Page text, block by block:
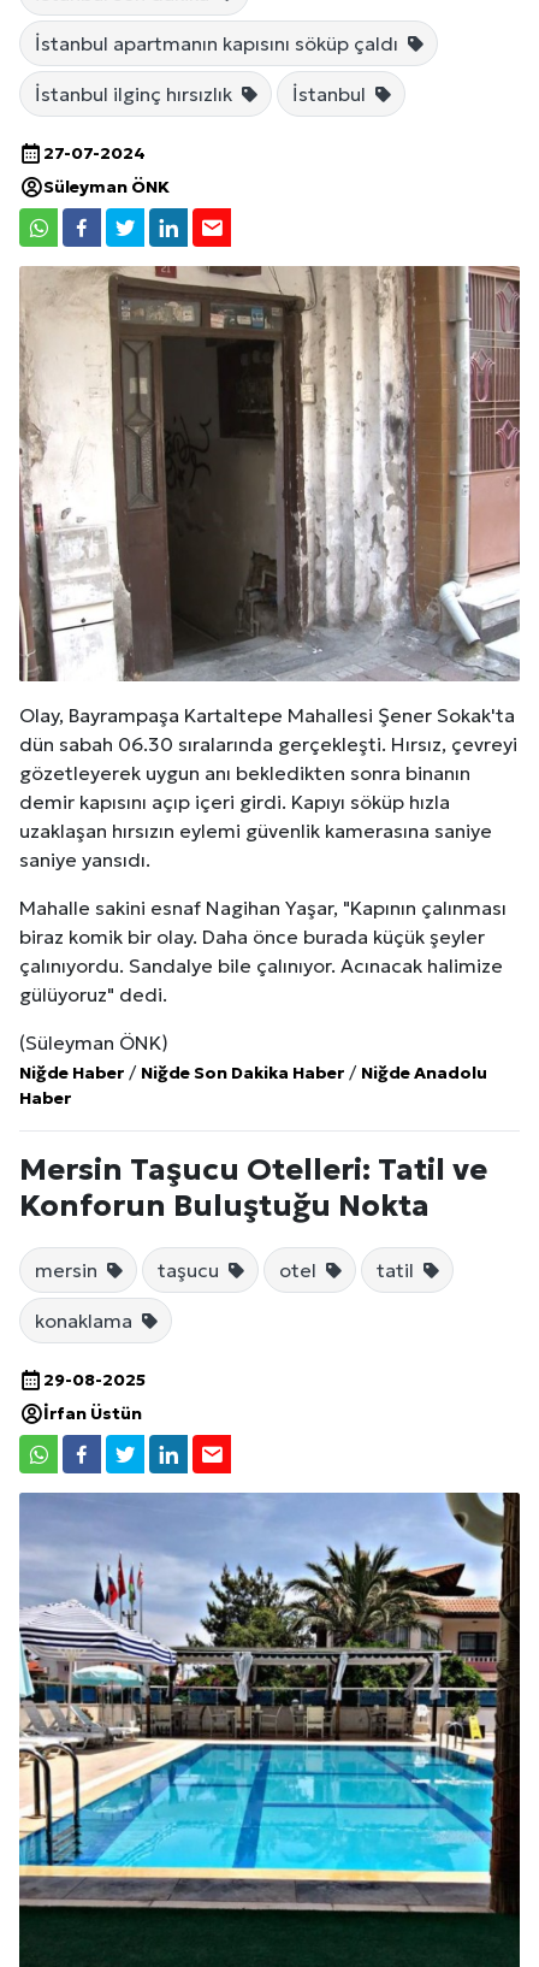
İstanbul apartmanın kapısını söküp çaldı
İstanbul ilginç hırsızlık İstanbul
27-07-2024
Süleyman ÖNK
Olay, Bayrampaşa Kartaltepe Mahallesi Şener Sokak'ta
dün sabah 06.30 sıralarında gerçekleşti. Hırsız, çevreyi
gözetleyerek uygun anı bekledikten sonra binanın
demir kapısını açıp içeri girdi. Kapıyı söküp hızla
uzaklaşan hırsızın eylemi güvenlik kamerasına saniye
saniye yansıdı.
Mahalle sakini esnaf Nagihan Yaşar, "Kapının çalınması
biraz komik bir olay. Daha önce burada küçük şeyler
çalınıyordu. Sandalye bile çalınıyor. Acınacak halimize
gülüyoruz" dedi.
(Süleyman ÖNK)
Niğde Haber / Niğde Son Dakika Haber / Niğde Anadolu
Haber
Mersin Taşucu Otelleri: Tatil ve
Konforun Buluştuğu Nokta
mersin taşucu otel tatil
konaklama
29-08-2025
İrfan Üstün